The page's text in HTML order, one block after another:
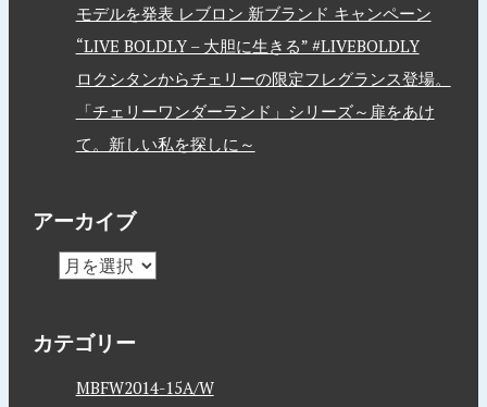
モデルを発表 レブロン 新ブランド キャンペーン
“LIVE BOLDLY – 大胆に生きる” #LIVEBOLDLY
ロクシタンからチェリーの限定フレグランス登場。
「チェリーワンダーランド」シリーズ～扉をあけ
て。新しい私を探しに～
アーカイブ
カテゴリー
MBFW2014-15A/W